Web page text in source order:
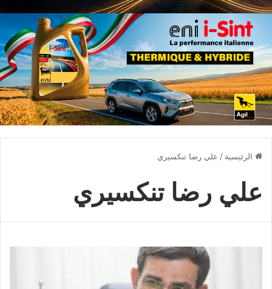
الرئيسية / علي رضا تنكسيري
علي رضا تنكسيري